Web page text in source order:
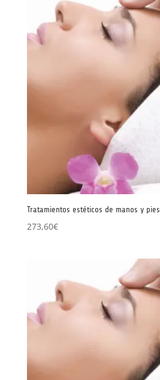
Tratamientos estéticos de manos y pies
273,60€